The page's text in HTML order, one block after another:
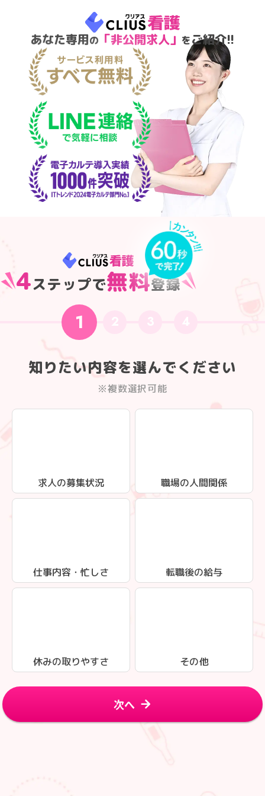
あなた専用の 「非公開求人」 をご紹介!!
4ステップで無料登録
1 2 3 4
知りたい内容を選んでください
※複数選択可能
求人の募集状況 職場の人間関係
仕事内容・忙しさ 転職後の給与
休みの取りやすさ その他
次へ